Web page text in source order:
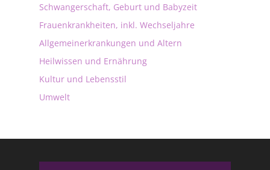
Schwangerschaft, Geburt und Babyzeit
Frauenkrankheiten, inkl. Wechseljahre
Allgemeinerkrankungen und Altern
Heilwissen und Ernährung
Kultur und Lebensstil
Umwelt